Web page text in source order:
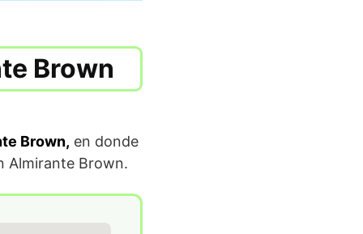
Brown
Brown, en donde
Almirante Brown.